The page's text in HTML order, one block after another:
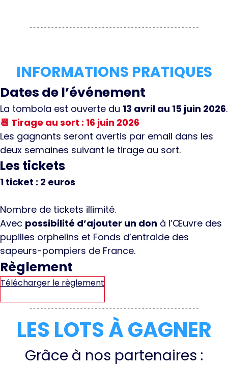
INFORMATIONS PRATIQUES
Dates de l’événement
La tombola est ouverte du 13 avril au 15 juin 2026.
📆 Tirage au sort : 16 juin 2026
Les gagnants seront avertis par email dans les
deux semaines suivant le tirage au sort.
Les tickets
1 ticket : 2 euros
Nombre de tickets illimité.
Avec possibilité d’ajouter un don à l’Œuvre des
pupilles orphelins et Fonds d’entraide des
sapeurs-pompiers de France.
Règlement
Télécharger le règlement
LES LOTS À GAGNER
Grâce à nos partenaires :